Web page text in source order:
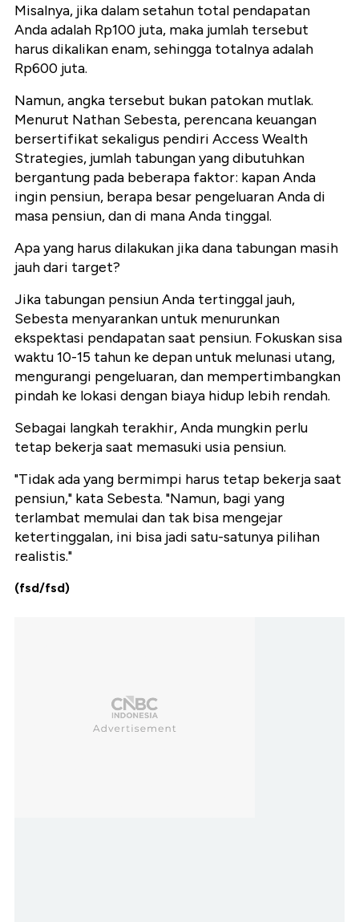
Misalnya, jika dalam setahun total pendapatan
Anda adalah Rp100 juta, maka jumlah tersebut
harus dikalikan enam, sehingga totalnya adalah
Rp600 juta.
Namun, angka tersebut bukan patokan mutlak.
Menurut Nathan Sebesta, perencana keuangan
bersertifikat sekaligus pendiri Access Wealth
Strategies, jumlah tabungan yang dibutuhkan
bergantung pada beberapa faktor: kapan Anda
ingin pensiun, berapa besar pengeluaran Anda di
masa pensiun, dan di mana Anda tinggal.
Apa yang harus dilakukan jika dana tabungan masih
jauh dari target?
Jika tabungan pensiun Anda tertinggal jauh,
Sebesta menyarankan untuk menurunkan
ekspektasi pendapatan saat pensiun. Fokuskan sisa
waktu 10-15 tahun ke depan untuk melunasi utang,
mengurangi pengeluaran, dan mempertimbangkan
pindah ke lokasi dengan biaya hidup lebih rendah.
Sebagai langkah terakhir, Anda mungkin perlu
tetap bekerja saat memasuki usia pensiun.
"Tidak ada yang bermimpi harus tetap bekerja saat
pensiun," kata Sebesta. "Namun, bagi yang
terlambat memulai dan tak bisa mengejar
ketertinggalan, ini bisa jadi satu-satunya pilihan
realistis."
(fsd/fsd)